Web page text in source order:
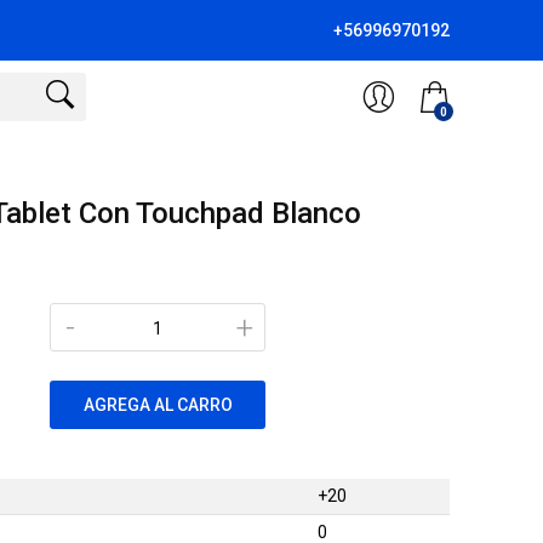
+56996970192
0
Con Touchpad Blanco
+
-
AGREGA AL CARRO
+20
0